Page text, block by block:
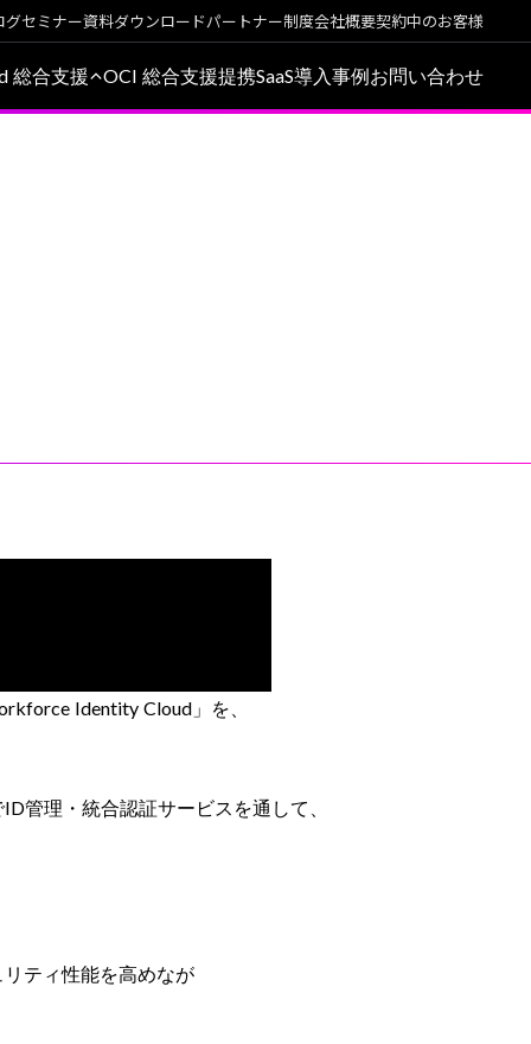
グセミナー資料ダウンロードパートナー制度会社概要契約中のお客様
総合支援 OCI 総合支援提携SaaS導入事例お問い合わせ
Identity Cloud」を、
管理・統合認証サービスを通して、
ティ性能を高めなが